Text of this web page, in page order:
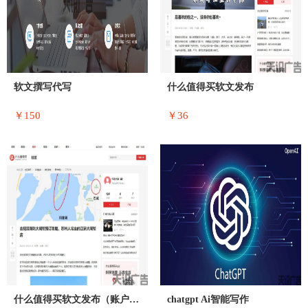
软文撰写代写
￥150
什么值得买软文发布
￥36
什么值得买软文发布（账户随机） chatgpt Ai智能写作